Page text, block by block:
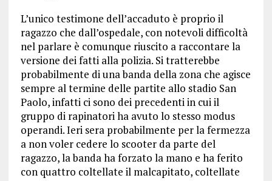
L’unico testimone dell’accaduto è proprio il
ragazzo che dall’ospedale, con notevoli difficoltà
nel parlare è comunque riuscito a raccontare la
versione dei fatti alla polizia. Si tratterebbe
probabilmente di una banda della zona che agisce
sempre al termine delle partite allo stadio San
Paolo, infatti ci sono dei precedenti in cui il
gruppo di rapinatori ha avuto lo stesso modus
operandi. Ieri sera probabilmente per la fermezza
a non voler cedere lo scooter da parte del
ragazzo, la banda ha forzato la mano e ha ferito
con quattro coltellate il malcapitato, coltellate